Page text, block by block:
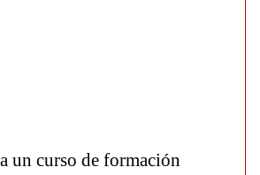
un curso de formación